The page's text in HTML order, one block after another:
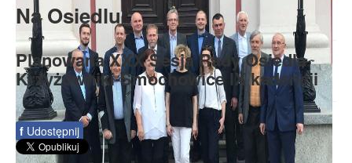
Rada Seniorów
Na Osiedlu
Planowana XXX Sesja Rady Osiedla
Krzyżowniki-Smochowice IX kadencji
f Udostępnij